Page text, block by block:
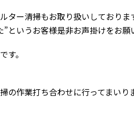
ー清掃もお取り扱いしておりま
というお客様是非お声掛けをお願
す。
作業打ち合わせに行ってまいり